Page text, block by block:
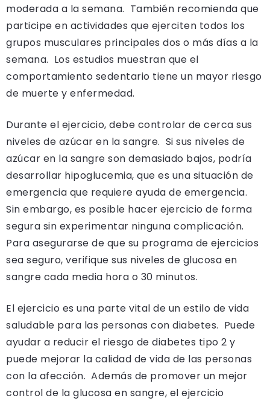
moderada a la semana. También recomienda que
participe en actividades que ejerciten todos los
grupos musculares principales dos o más días a la
semana. Los estudios muestran que el
comportamiento sedentario tiene un mayor riesgo
de muerte y enfermedad.
Durante el ejercicio, debe controlar de cerca sus
niveles de azúcar en la sangre. Si sus niveles de
azúcar en la sangre son demasiado bajos, podría
desarrollar hipoglucemia, que es una situación de
emergencia que requiere ayuda de emergencia.
Sin embargo, es posible hacer ejercicio de forma
segura sin experimentar ninguna complicación.
Para asegurarse de que su programa de ejercicios
sea seguro, verifique sus niveles de glucosa en
sangre cada media hora o 30 minutos.
El ejercicio es una parte vital de un estilo de vida
saludable para las personas con diabetes. Puede
ayudar a reducir el riesgo de diabetes tipo 2 y
puede mejorar la calidad de vida de las personas
con la afección. Además de promover un mejor
control de la glucosa en sangre, el ejercicio